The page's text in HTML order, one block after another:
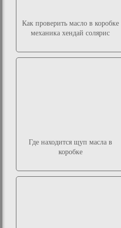
Как проверить масло в коробке
механика хендай солярис
Где находится щуп масла в
коробке